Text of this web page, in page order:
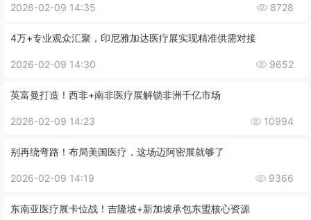
2026-02-09 14:35 8728
4万+专业观众汇聚，印尼雅加达医疗展实现精准供需对接
2026-02-09 14:30 9652
英富曼打造！西非+南非医疗展解锁非洲千亿市场
2026-02-09 14:23 10994
别再绕弯路！布局美国医疗，这场迈阿密展就够了
2026-02-09 14:19 9366
东南亚医疗展卡位战！吉隆坡+新加坡承包东盟核心资源